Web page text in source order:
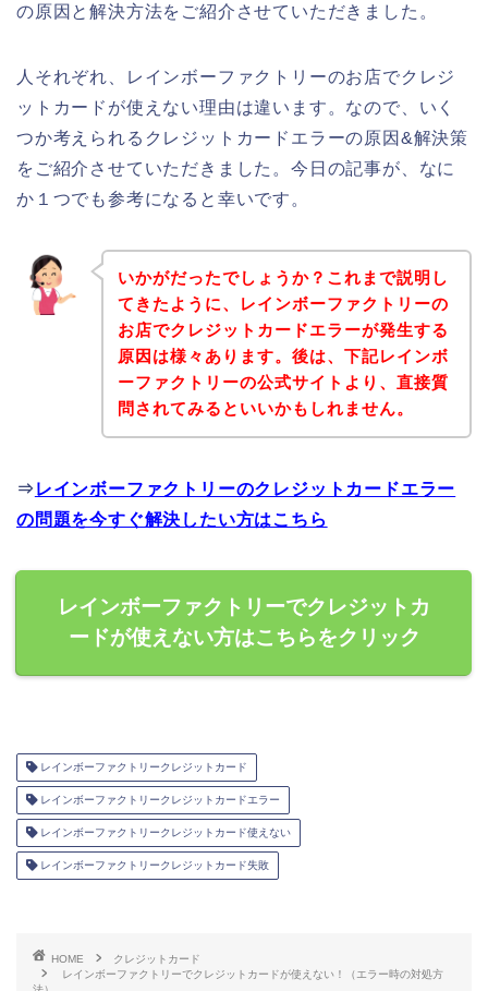
の原因と解決方法をご紹介させていただきました。
人それぞれ、レインボーファクトリーのお店でクレジ
ットカードが使えない理由は違います。なので、いく
つか考えられるクレジットカードエラーの原因&解決策
をご紹介させていただきました。今日の記事が、なに
か１つでも参考になると幸いです。
いかがだったでしょうか？これまで説明し
てきたように、レインボーファクトリーの
お店でクレジットカードエラーが発生する
原因は様々あります。後は、下記レインボ
ーファクトリーの公式サイトより、直接質
問されてみるといいかもしれません。
⇒ レインボーファクトリーのクレジットカードエラー
の問題を今すぐ解決したい方はこちら
レインボーファクトリーでクレジットカ
ードが使えない方はこちらをクリック
レインボーファクトリークレジットカード
レインボーファクトリークレジットカードエラー
レインボーファクトリークレジットカード使えない
レインボーファクトリークレジットカード失敗
HOME
クレジットカード
レインボーファクトリーでクレジットカードが使えない！（エラー時の対処方